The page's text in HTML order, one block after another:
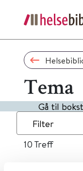
Tema
Gå til
Filter
10 Treff